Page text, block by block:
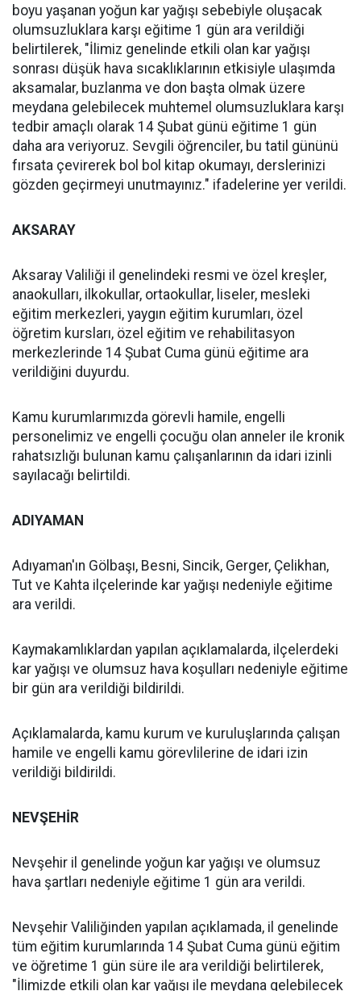
boyu yaşanan yoğun kar yağışı sebebiyle oluşacak
olumsuzluklara karşı eğitime 1 gün ara verildiği
belirtilerek, "İlimiz genelinde etkili olan kar yağışı
sonrası düşük hava sıcaklıklarının etkisiyle ulaşımda
aksamalar, buzlanma ve don başta olmak üzere
meydana gelebilecek muhtemel olumsuzluklara karşı
tedbir amaçlı olarak 14 Şubat günü eğitime 1 gün
daha ara veriyoruz. Sevgili öğrenciler, bu tatil gününü
fırsata çevirerek bol bol kitap okumayı, derslerinizi
gözden geçirmeyi unutmayınız." ifadelerine yer verildi.
AKSARAY
Aksaray Valiliği il genelindeki resmi ve özel kreşler,
anaokulları, ilkokullar, ortaokullar, liseler, mesleki
eğitim merkezleri, yaygın eğitim kurumları, özel
öğretim kursları, özel eğitim ve rehabilitasyon
merkezlerinde 14 Şubat Cuma günü eğitime ara
verildiğini duyurdu.
Kamu kurumlarımızda görevli hamile, engelli
personelimiz ve engelli çocuğu olan anneler ile kronik
rahatsızlığı bulunan kamu çalışanlarının da idari izinli
sayılacağı belirtildi.
ADIYAMAN
Adıyaman'ın Gölbaşı, Besni, Sincik, Gerger, Çelikhan,
Tut ve Kahta ilçelerinde kar yağışı nedeniyle eğitime
ara verildi.
Kaymakamlıklardan yapılan açıklamalarda, ilçelerdeki
kar yağışı ve olumsuz hava koşulları nedeniyle eğitime
bir gün ara verildiği bildirildi.
Açıklamalarda, kamu kurum ve kuruluşlarında çalışan
hamile ve engelli kamu görevlilerine de idari izin
verildiği bildirildi.
NEVŞEHİR
Nevşehir il genelinde yoğun kar yağışı ve olumsuz
hava şartları nedeniyle eğitime 1 gün ara verildi.
Nevşehir Valiliğinden yapılan açıklamada, il genelinde
tüm eğitim kurumlarında 14 Şubat Cuma günü eğitim
ve öğretime 1 gün süre ile ara verildiği belirtilerek,
"İlimizde etkili olan kar yağışı ile meydana gelebilecek